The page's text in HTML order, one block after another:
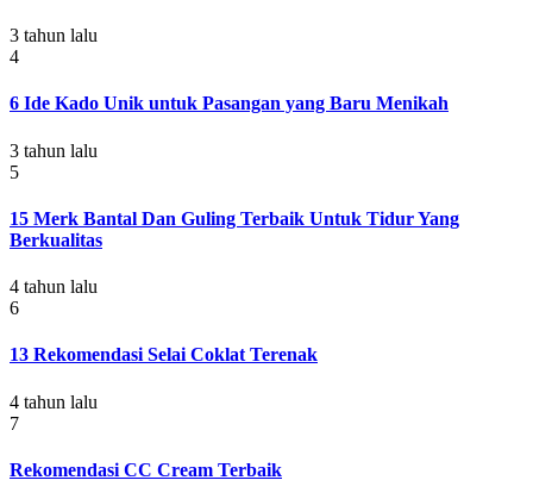
3 tahun lalu
4
6 Ide Kado Unik untuk Pasangan yang Baru Menikah
3 tahun lalu
5
15 Merk Bantal Dan Guling Terbaik Untuk Tidur Yang
Berkualitas
4 tahun lalu
6
13 Rekomendasi Selai Coklat Terenak
4 tahun lalu
7
Rekomendasi CC Cream Terbaik